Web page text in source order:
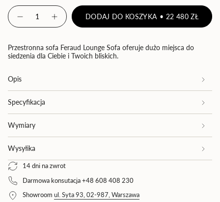
{"in_cart_html"=>"
<span
class=\"quantity-
{{
quantity
</span>
w
koszyku",
"decrease"=>"Zmniejsz
ilość
produktu
}}",
"multiples_of"=>"Wielokrotność
{{
quantity
}}",
"minimum_of"=>"Minimum
Zmniejsz
ilość
Eichholtz
Feraud,
w
sand
Zwiększ
ilość
Eichholtz
Feraud,
w
DODAJ DO KOSZYKA 22 480 ZŁ
Przestronna sofa Feraud Lounge Sofa oferuje dużo miejsca do
siedzenia dla Ciebie i Twoich bliskich.
Opis
Specyfikacja
Wymiary
Wysyłika
14 dni na zwrot
Darmowa konsutacja +48 608 408 230
Showroom ul. Syta 93, 02-987, Warszawa